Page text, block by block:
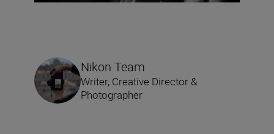
Nikon Team
Writer, Creative Director &
Photographer